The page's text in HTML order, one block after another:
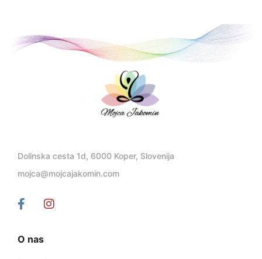
Dolinska cesta 1d, 6000 Koper, Slovenija
mojca@mojcajakomin.com
O nas